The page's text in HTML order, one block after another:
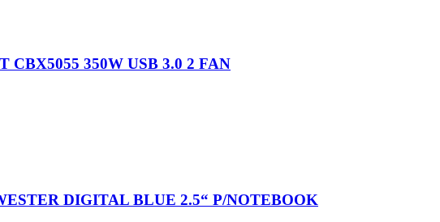
CBX5055 350W USB 3.0 2 FAN
DIGITAL BLUE 2.5“ P/NOTEBOOK